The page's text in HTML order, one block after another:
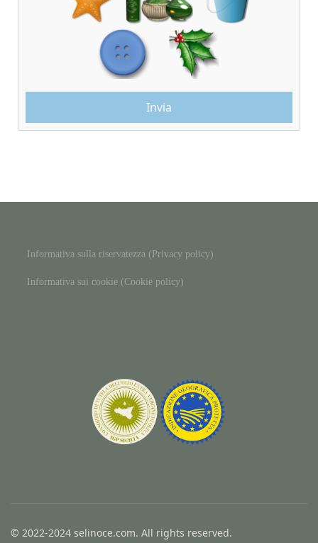
Informativa sulla riservatezza (Privacy policy)
Informativa sui cookie (Cookie policy)
© 2022-2024 selinoce.com. All rights reserved.